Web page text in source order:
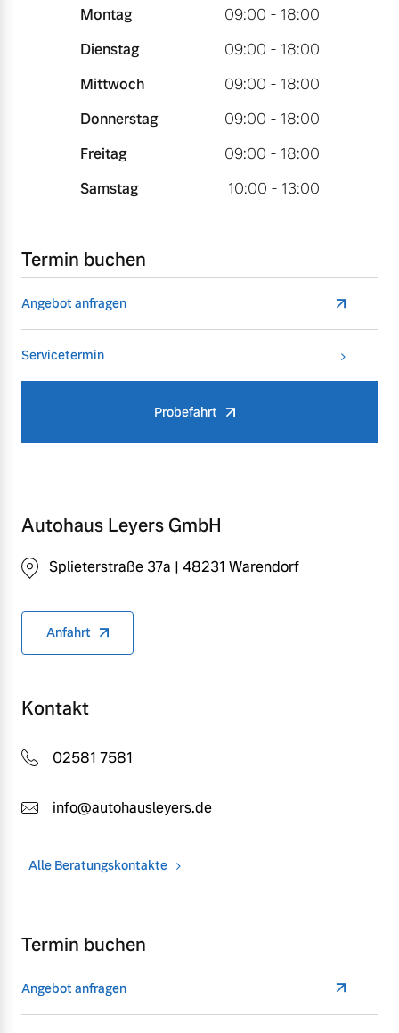
Montag
09:00 - 18:00
Dienstag
09:00 - 18:00
Mittwoch
09:00 - 18:00
Donnerstag
09:00 - 18:00
Freitag
09:00 - 18:00
Samstag
10:00 - 13:00
Termin buchen
Angebot anfragen
Servicetermin
Probefahrt
Autohaus Leyers GmbH
Splieterstraße 37a | 48231 Warendorf
Anfahrt
Kontakt
02581 7581
info@autohausleyers.de
Alle Beratungskontakte
Termin buchen
Angebot anfragen